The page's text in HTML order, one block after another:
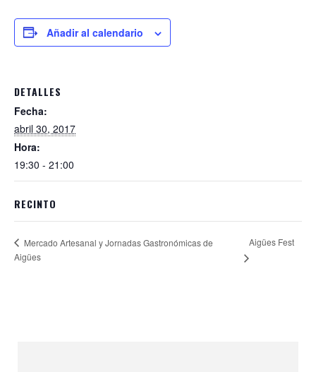
Añadir al calendario
DETALLES
Fecha:
abril 30, 2017
Hora:
19:30 - 21:00
RECINTO
Mercado Artesanal y Jornadas Gastronómicas de
Aigües
Aigües Fest